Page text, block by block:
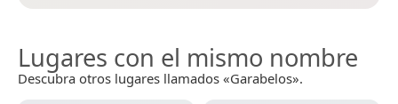
Lugares con el mismo nombre
Descubra otros lugares llamados «Garabelos».